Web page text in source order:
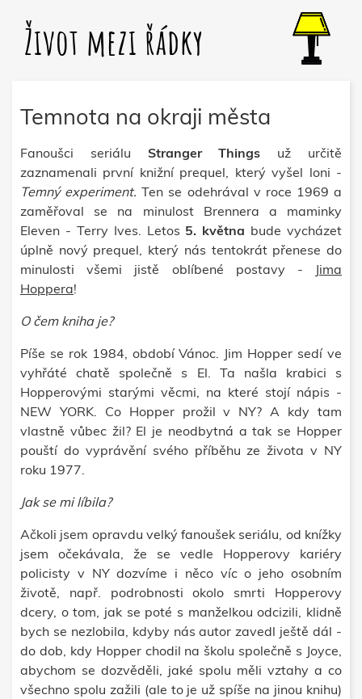
Život mezi řádky
Temnota na okraji města
Fanoušci seriálu Stranger Things už určitě
zaznamenali první knižní prequel, který vyšel loni -
Temný experiment. Ten se odehrával v roce 1969 a
zaměřoval se na minulost Brennera a maminky
Eleven - Terry Ives. Letos 5. května bude vycházet
úplně nový prequel, který nás tentokrát přenese do
minulosti všemi jistě oblíbené postavy - Jima
Hoppera!
O čem kniha je?
Píše se rok 1984, období Vánoc. Jim Hopper sedí ve
vyhřáté chatě společně s El. Ta našla krabici s
Hopperovými starými věcmi, na které stojí nápis -
NEW YORK. Co Hopper prožil v NY? A kdy tam
vlastně vůbec žil? El je neodbytná a tak se Hopper
pouští do vyprávění svého příběhu ze života v NY
roku 1977.
Jak se mi líbila?
Ačkoli jsem opravdu velký fanoušek seriálu, od knížky
jsem očekávala, že se vedle Hopperovy kariéry
policisty v NY dozvíme i něco víc o jeho osobním
životě, např. podrobnosti okolo smrti Hopperovy
dcery, o tom, jak se poté s manželkou odcizili, klidně
bych se nezlobila, kdyby nás autor zavedl ještě dál -
do dob, kdy Hopper chodil na školu společně s Joyce,
abychom se dozvěděli, jaké spolu měli vztahy a co
všechno spolu zažili (ale to je už spíše na jinou knihu)